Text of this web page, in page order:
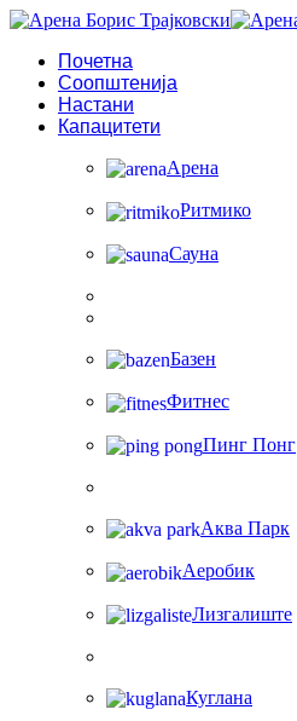
Почетна
Соопштенија
Настани
Капацитети
Арена
Ритмико
Сауна
Базен
Фитнес
Пинг Понг
Аква Парк
Аеробик
Лизгалиште
Куглана